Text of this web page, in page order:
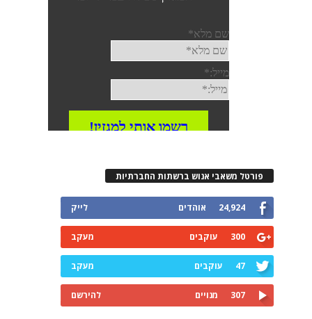
פורטל משאבי אנוש ברשתות החברתיות
24,924 אוהדים לייק
300 עוקבים מעקב
47 עוקבים מעקב
307 מנויים להירשם